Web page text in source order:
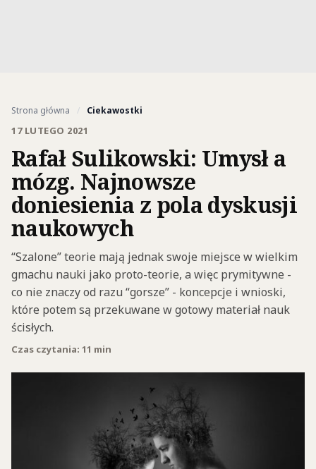
Strona główna / Ciekawostki
17 LUTEGO 2021
Rafał Sulikowski: Umysł a
mózg. Najnowsze
doniesienia z pola dyskusji
naukowych
“Szalone” teorie mają jednak swoje miejsce w wielkim
gmachu nauki jako proto-teorie, a więc prymitywne -
co nie znaczy od razu “gorsze” - koncepcje i wnioski,
które potem są przekuwane w gotowy materiał nauk
ścisłych.
Czas czytania: 11 min